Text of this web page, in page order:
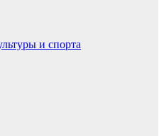
и спорта